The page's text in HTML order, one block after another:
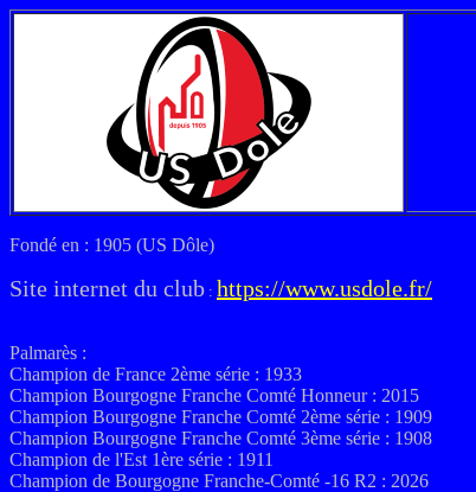
Fondé en : 1905 (US Dôle)
Site internet du club : https://www.usdole.fr/
Palmarès :
Champion de France 2ème série : 1933
Champion Bourgogne Franche Comté Honneur : 2015
Champion Bourgogne Franche Comté 2ème série : 1909
Champion Bourgogne Franche Comté 3ème série : 1908
Champion de l'Est 1ère série : 1911
Champion de Bourgogne Franche-Comté -16 R2 : 2026